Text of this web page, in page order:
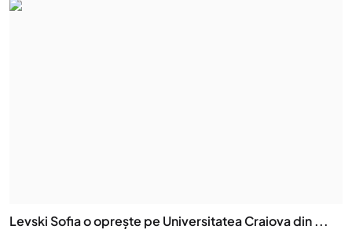
Levski Sofia o oprește pe Universitatea Craiova din ...